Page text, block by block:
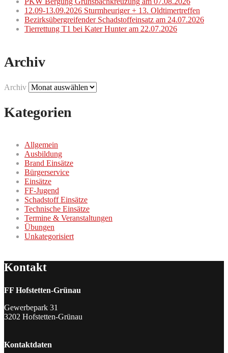
12.09-13.09.2026 Sturmheuriger + 13. Oldtimertreffen
Bezirksübergreifender Schadstoffeinsatz am 24.07.2026
Tierrettung T1 bei Kater Hunter am 22.07.2026
Archiv
Archiv
Kategorien
Allgemein
Ausbildung
Brand Einsätze
Bürgerservice
Einsätze
FF-Jugend
Schadstoff Einsätze
Technische Einsätze
Termine & Veranstaltungen
Übungen
Unkategorisiert
Kontakt
FF Hofstetten-Grünau
Gewerbepark 31
3202 Hofstetten-Grünau
Kontaktdaten